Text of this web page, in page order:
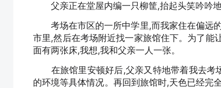
父亲正在堂屋内编一只柳筐,抬起头笑吟吟地
考场在市区的一所中学里,而我家住在偏远
市里,然后在考场附近找一家旅馆住下。为了能
面有两张床,我想,我和父亲一人一张。
在旅馆里安顿好后,父亲又特地带着我去考
的环境等具体情况。再回到旅馆时,天色已经完